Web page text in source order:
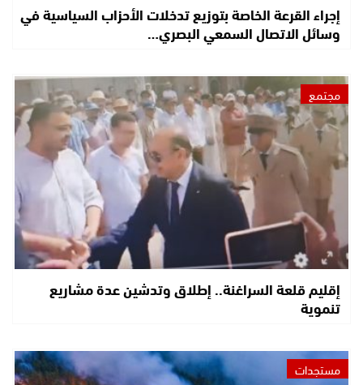
إجراء القرعة الخاصة بتوزيع تدخلات الأحزاب السياسية في
وسائل الاتصال السمعي البصري…
مجتمع
إقليم قلعة السراغنة.. إطلاق وتدشين عدة مشاريع
تنموية
مستجدات